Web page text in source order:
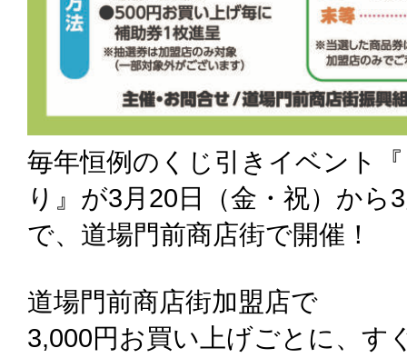
毎年恒例のくじ引きイベント
り』が3月20日（金・祝）から
で、道場門前商店街で開催！
道場門前商店街加盟店で
3,000円お買い上げごとに、す